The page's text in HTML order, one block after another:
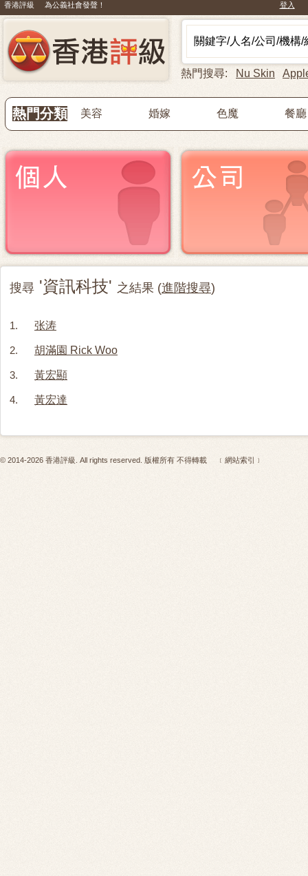
香港評級 為公義社會發聲！ 登入
熱門搜尋: Nu Skin
熱門分類 美容 婚嫁 色魔 餐廳
搜尋 '資訊科技' 之結果 (進階搜尋)
1. 张涛
2. 胡滿園 Rick Woo
3. 黃宏顯
4. 黃宏達
© 2014-2026 香港評級. All rights reserved. 版權所有 不得轉載 ﹝網站索引﹞